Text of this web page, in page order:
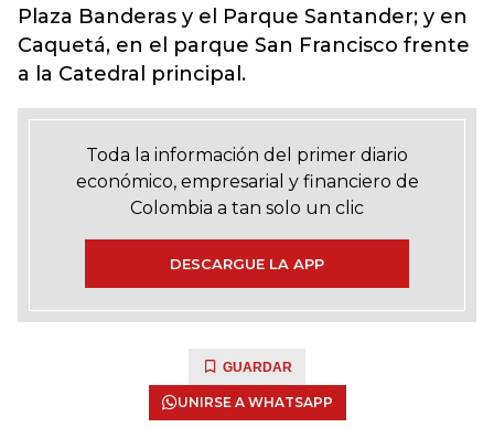
Plaza Banderas y el Parque Santander; y en
Caquetá, en el parque San Francisco frente
a la Catedral principal.
Toda la información del primer diario
económico, empresarial y financiero de
Colombia a tan solo un clic
DESCARGUE LA APP
GUARDAR
UNIRSE A WHATSAPP